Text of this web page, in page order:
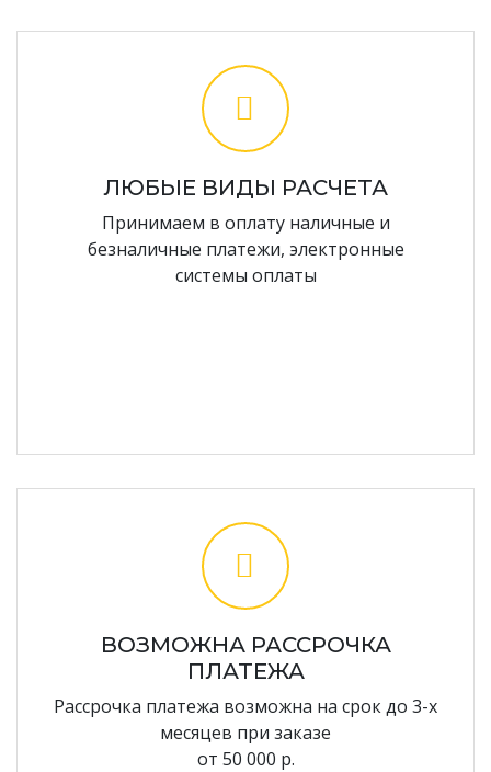
ЛЮБЫЕ ВИДЫ РАСЧЕТА
Принимаем в оплату наличные и
безналичные платежи, электронные
системы оплаты
ВОЗМОЖНА РАССРОЧКА
ПЛАТЕЖА
Рассрочка платежа возможна на срок до 3-х
месяцев при заказе
от 50 000 р.